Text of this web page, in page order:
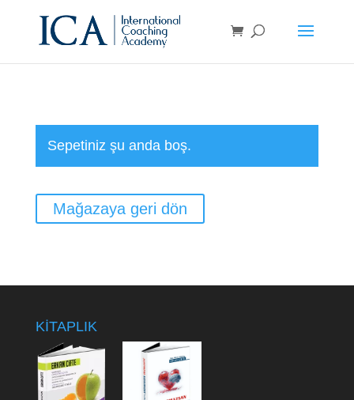
Sepetiniz şu anda boş.
Mağazaya geri dön
KİTAPLIK